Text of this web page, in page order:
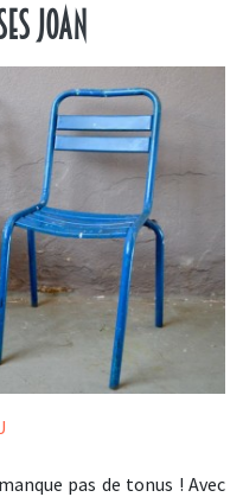
Joan
pas de tonus ! Avec